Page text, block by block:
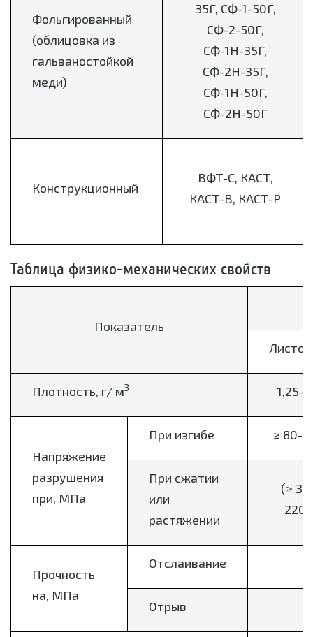
Фольгированный
(облицовка из
гальваностойкой
меди)
35Г, СФ-1-50Г,
СФ-2-50Г,
СФ-1Н-35Г,
СФ-2Н-35Г,
СФ-1Н-50Г,
СФ-2Н-50Г
Конструкционный
ВФТ-С, КАСТ,
КАСТ-В, КАСТ-Р
Таблица физико-механических свойств
Показатель
Плотность, г/ м3 1,25-
Напряжение
разрушения
при, МПа
При изгибе ≥ 80-
При сжатии
или
растяжении
(≥
220)
Прочность
на, МПа
Отслаивание
Отрыв